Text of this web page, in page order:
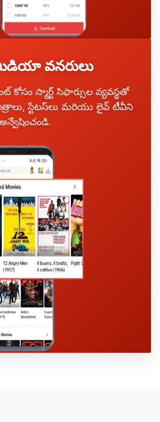
వనరులు
కోసం స్మార్ట్ సిఫార్సుల వ్యవస్థతో
స్టేటస్‌లు మరియు లైవ్ టీవీని
అన్వేషించండి.